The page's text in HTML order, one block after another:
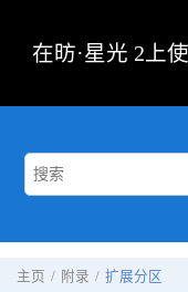
在昉·星光 2 上
主页 附录 扩展分区